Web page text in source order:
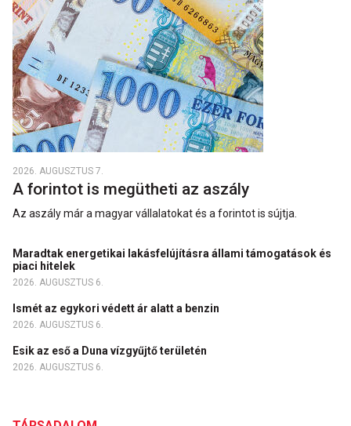
2026. AUGUSZTUS 7.
A forintot is megütheti az aszály
Az aszály már a magyar vállalatokat és a forintot is sújtja.
Maradtak energetikai lakásfelújításra állami támogatások és
piaci hitelek
2026. AUGUSZTUS 6.
Ismét az egykori védett ár alatt a benzin
2026. AUGUSZTUS 6.
Esik az eső a Duna vízgyűjtő területén
2026. AUGUSZTUS 6.